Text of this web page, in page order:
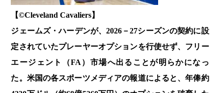
【©️Cleveland Cavaliers】
ジェームズ・ハーデンが、2026－27シーズンの契約に設
定されていたプレーヤーオプションを行使せず、フリー
エージェント（FA）市場へ出ることが明らかになっ
た。米国の各スポーツメディアの報道によると、年俸約